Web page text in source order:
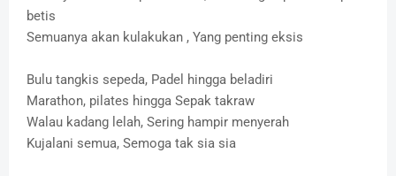
betis
Semuanya akan kulakukan , Yang penting eksis
Bulu tangkis sepeda, Padel hingga beladiri
Marathon, pilates hingga Sepak takraw
Walau kadang lelah, Sering hampir menyerah
Kujalani semua, Semoga tak sia sia